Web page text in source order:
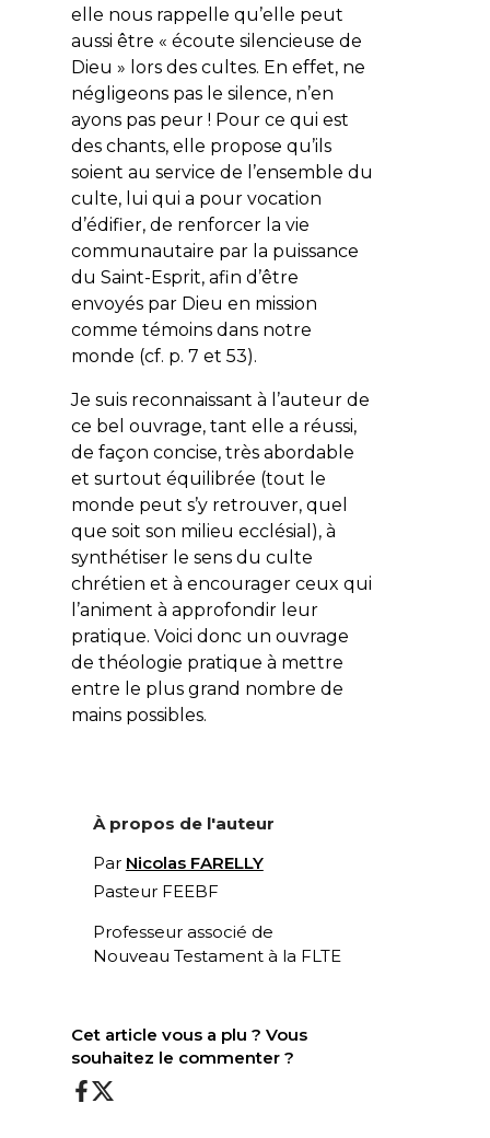
elle nous rappelle qu’elle peut
aussi être « écoute silencieuse de
Dieu » lors des cultes. En effet, ne
négligeons pas le silence, n’en
ayons pas peur ! Pour ce qui est
des chants, elle propose qu’ils
soient au service de l’ensemble du
culte, lui qui a pour vocation
d’édifier, de renforcer la vie
communautaire par la puissance
du Saint-Esprit, afin d’être
envoyés par Dieu en mission
comme témoins dans notre
monde (cf. p. 7 et 53).
Je suis reconnaissant à l’auteur de
ce bel ouvrage, tant elle a réussi,
de façon concise, très abordable
et surtout équilibrée (tout le
monde peut s’y retrouver, quel
que soit son milieu ecclésial), à
synthétiser le sens du culte
chrétien et à encourager ceux qui
l’animent à approfondir leur
pratique. Voici donc un ouvrage
de théologie pratique à mettre
entre le plus grand nombre de
mains possibles.
À propos de l'auteur
Par Nicolas FARELLY
Pasteur FEEBF
Professeur associé de
Nouveau Testament à la FLTE
Cet article vous a plu ? Vous
souhaitez le commenter ?